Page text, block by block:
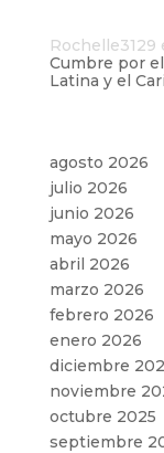
Rochelle3129
Cumbre por
Latina y el
agosto 2026
julio 2026
junio 2026
mayo 2026
abril 2026
marzo 2026
febrero 2026
enero 2026
diciembre
noviembre
octubre 2025
septiembre